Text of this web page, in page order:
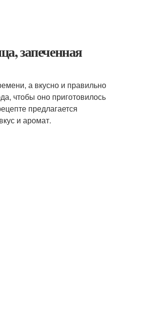
запеченная
а вкусно и правильно
чтобы оно приготовилось
предлагается
и аромат.